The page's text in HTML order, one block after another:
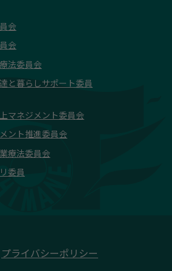
会
会
法委員会
と暮らしサポート委員
マネジメント委員会
ント推進委員会
療法委員会
委員
プライバシーポリシー